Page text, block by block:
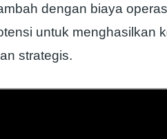
dengan biaya
untuk menghasilkan
strategis.